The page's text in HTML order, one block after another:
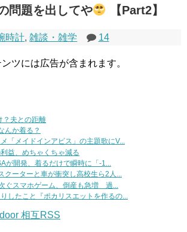
問題を出してや 【Part2】
時計,雑談・雑学 14
ツには広告が含まれます。
？夫との距離
んか着る？
メ「メイドインアビス」の主題歌にV...
利益、めちゃくちゃ減る
が開発、着るだけで瞬時に「-1...
クーターと車が衝突し高校生ら2人...
次ぐスマホゲーム、倒産も急増 過...
したこと『ポカリスエットを作るの...
相互RSS